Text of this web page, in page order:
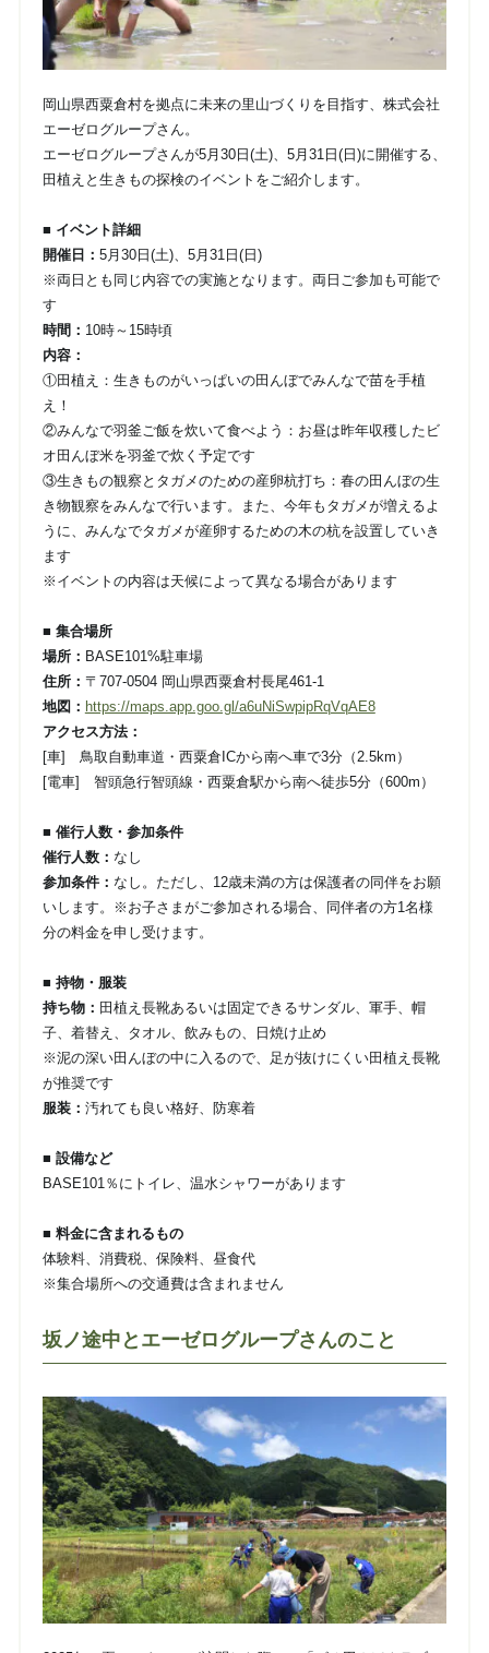
岡山県西粟倉村を拠点に未来の里山づくりを目指す、株式会社
エーゼログループさん。
エーゼログループさんが5月30日(土)、5月31日(日)に開催する、
田植えと生きもの探検のイベントをご紹介します。
■ イベント詳細
開催日： 5月30日(土)、5月31日(日)
※両日とも同じ内容での実施となります。両日ご参加も可能で
す
時間： 10時～15時頃
内容：
①田植え：生きものがいっぱいの田んぼでみんなで苗を手植
え！
②みんなで羽釜ご飯を炊いて食べよう：お昼は昨年収穫したビ
オ田んぼ米を羽釜で炊く予定です
③生きもの観察とタガメのための産卵杭打ち：春の田んぼの生
き物観察をみんなで行います。
また、今年もタガメが増えるよ
うに、みんなでタガメが産卵するための木の杭を設置していき
ます
※イベントの内容は天候によって異なる場合があります
■ 集合場所
場所： BASE101%駐車場
住所： 〒707-0504 岡山県西粟倉村長尾461-1
地図： https://maps.app.goo.gl/a6uNiSwpipRqVqAE8
アクセス方法：
[車] 鳥取自動車道・西粟倉ICから南へ車で3分（2.5km）
[電車] 智頭急行智頭線・西粟倉駅から南へ徒歩5分（600m）
■ 催行人数・参加条件
催行人数： なし
参加条件： なし。ただし、12歳未満の方は保護者の同伴をお願
いします。※お子さまがご参加される場合、同伴者の方1名様
分の料金を申し受けます。
■ 持物・服装
持ち物： 田植え長靴あるいは固定できるサンダル、軍手、帽
子、着替え、タオル、飲みもの、日焼け止め
※泥の深い田んぼの中に入るので、足が抜けにくい田植え長靴
が推奨です
服装： 汚れても良い格好、防寒着
■ 設備など
BASE101％にトイレ、温水シャワーがあります
■ 料金に含まれるもの
体験料、消費税、保険料、昼食代
※集合場所への交通費は含まれません
坂ノ途中とエーゼログループさんのこと